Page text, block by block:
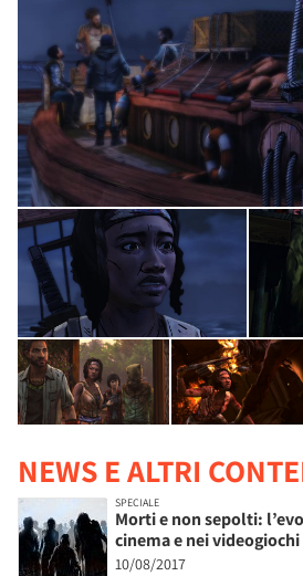
NEWS E ALTRI
SPECIALE
Morti e non sepolti:
cinema e nei videogiochi
10/08/2017